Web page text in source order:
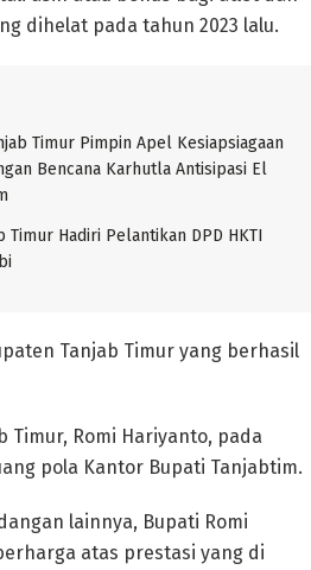
dihelat pada tahun 2023 lalu.
Timur Pimpin Apel Kesiapsiagaan
Bencana Karhutla Antisipasi El
Timur Hadiri Pelantikan DPD HKTI
Tanjab Timur yang berhasil
Timur, Romi Hariyanto, pada
pola Kantor Bupati Tanjabtim.
lainnya, Bupati Romi
atas prestasi yang di